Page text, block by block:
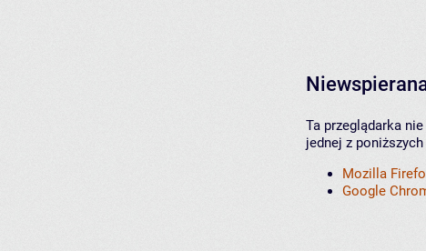
Ta przeglądarka
jednej z
Mozilla
Google